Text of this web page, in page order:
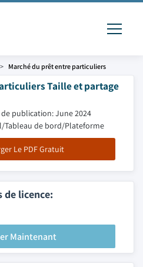
Marché du prêt entre particuliers
Taille et partage
de publication: June 2024
Tableau de bord/Plateforme
Le PDF Gratuit
de licence:
Maintenant